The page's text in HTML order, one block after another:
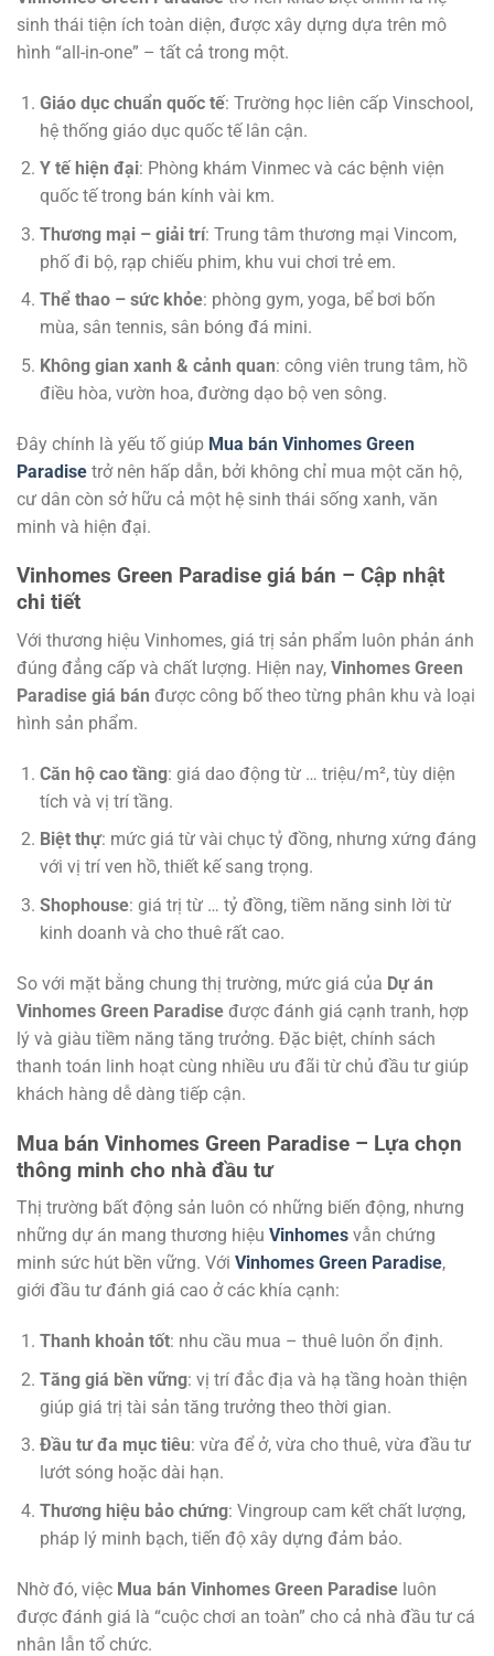
sinh thái tiện ích toàn diện, được xây dựng dựa trên mô
hình “all-in-one” – tất cả trong một.
Giáo dục chuẩn quốc tế: Trường học liên cấp Vinschool,
hệ thống giáo dục quốc tế lân cận.
Y tế hiện đại: Phòng khám Vinmec và các bệnh viện
quốc tế trong bán kính vài km.
Thương mại – giải trí: Trung tâm thương mại Vincom,
phố đi bộ, rạp chiếu phim, khu vui chơi trẻ em.
Thể thao – sức khỏe: phòng gym, yoga, bể bơi bốn
mùa, sân tennis, sân bóng đá mini.
Không gian xanh & cảnh quan: công viên trung tâm, hồ
điều hòa, vườn hoa, đường dạo bộ ven sông.
Đây chính là yếu tố giúp Mua bán Vinhomes Green
Paradise trở nên hấp dẫn, bởi không chỉ mua một căn hộ,
cư dân còn sở hữu cả một hệ sinh thái sống xanh, văn
minh và hiện đại.
Vinhomes Green Paradise giá bán – Cập nhật
chi tiết
Với thương hiệu Vinhomes, giá trị sản phẩm luôn phản ánh
đúng đẳng cấp và chất lượng. Hiện nay, Vinhomes Green
Paradise giá bán được công bố theo từng phân khu và loại
hình sản phẩm.
Căn hộ cao tầng: giá dao động từ … triệu/m², tùy diện
tích và vị trí tầng.
Biệt thự: mức giá từ vài chục tỷ đồng, nhưng xứng đáng
với vị trí ven hồ, thiết kế sang trọng.
Shophouse: giá trị từ … tỷ đồng, tiềm năng sinh lời từ
kinh doanh và cho thuê rất cao.
So với mặt bằng chung thị trường, mức giá của Dự án
Vinhomes Green Paradise được đánh giá cạnh tranh, hợp
lý và giàu tiềm năng tăng trưởng. Đặc biệt, chính sách
thanh toán linh hoạt cùng nhiều ưu đãi từ chủ đầu tư giúp
khách hàng dễ dàng tiếp cận.
Mua bán Vinhomes Green Paradise – Lựa chọn
thông minh cho nhà đầu tư
Thị trường bất động sản luôn có những biến động, nhưng
những dự án mang thương hiệu Vinhomes vẫn chứng
minh sức hút bền vững. Với Vinhomes Green Paradise,
giới đầu tư đánh giá cao ở các khía cạnh:
Thanh khoản tốt: nhu cầu mua – thuê luôn ổn định.
Tăng giá bền vững: vị trí đắc địa và hạ tầng hoàn thiện
giúp giá trị tài sản tăng trưởng theo thời gian.
Đầu tư đa mục tiêu: vừa để ở, vừa cho thuê, vừa đầu tư
lướt sóng hoặc dài hạn.
Thương hiệu bảo chứng: Vingroup cam kết chất lượng,
pháp lý minh bạch, tiến độ xây dựng đảm bảo.
Nhờ đó, việc Mua bán Vinhomes Green Paradise luôn
được đánh giá là “cuộc chơi an toàn” cho cả nhà đầu tư cá
nhân lẫn tổ chức.